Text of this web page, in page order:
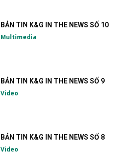
BẢN TIN K&G IN THE NEWS SỐ 10
Multimedia
BẢN TIN K&G IN THE NEWS SỐ 9
Video
BẢN TIN K&G IN THE NEWS SỐ 8
Video